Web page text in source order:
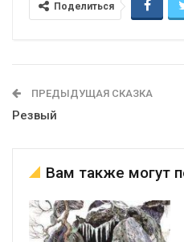
Поделиться
ПРЕДЫДУЩАЯ СКАЗКА
Резвый
Вам также могут